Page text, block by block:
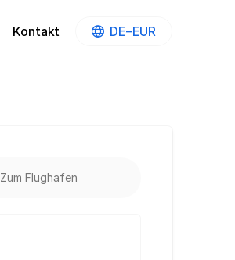
Kontakt DE–EUR
Zum Flughafen